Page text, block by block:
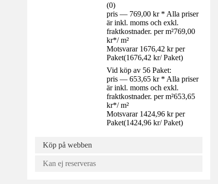
(0)
pris — 769,00 kr * Alla priser
är inkl. moms och exkl.
fraktkostnader. per m²769,00
kr*/ m²
Motsvarar 1676,42 kr per
Paket(1676,42 kr/ Paket)
Vid köp av 56 Paket:
pris — 653,65 kr * Alla priser
är inkl. moms och exkl.
fraktkostnader. per m²653,65
kr*/ m²
Motsvarar 1424,96 kr per
Paket(1424,96 kr/ Paket)
Köp på webben
Kan ej reserveras